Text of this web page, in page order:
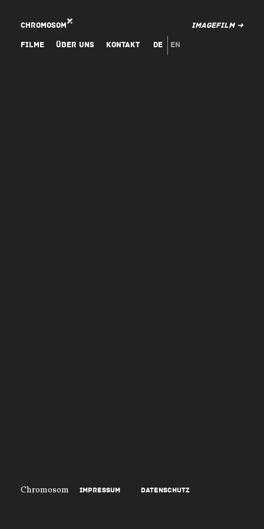
Chromosom
Filme Über uns Kontakt de en
Imagefilm ➜
Chromosom Impressum Datenschutz